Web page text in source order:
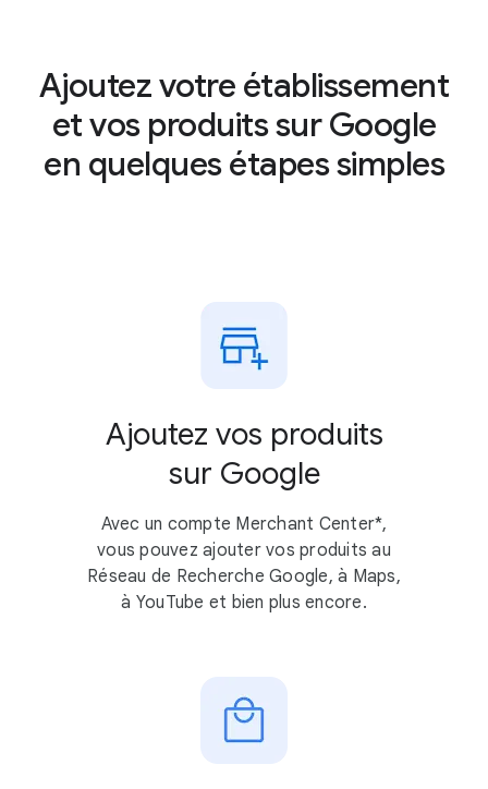
Par CSS 1 Par CSS 2
Ajoutez votre établissement
et vos produits sur Google
en quelques étapes simples
Ajoutez vos produits
sur Google
Avec un compte Merchant Center*,
vous pouvez ajouter vos produits au
Réseau de Recherche Google, à Maps,
à YouTube et bien plus encore.